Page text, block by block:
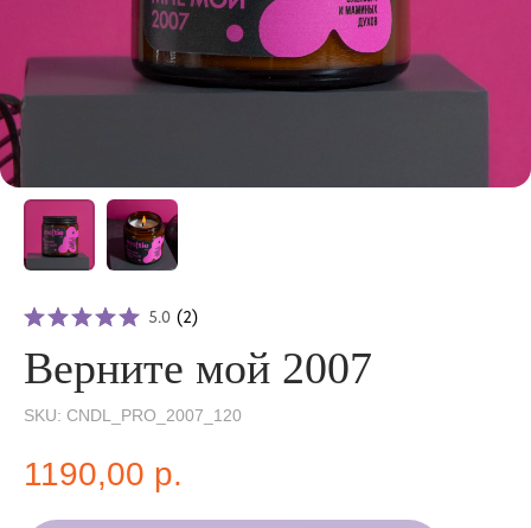
5.0 (2)
Верните мой 2007
SKU: CNDL_PRO_2007_120
1190,00 р.